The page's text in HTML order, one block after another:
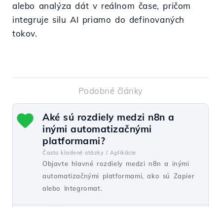
alebo analýza dát v reálnom čase, pričom
integruje silu AI priamo do definovaných
tokov.
Podobné články
Aké sú rozdiely medzi n8n a
inými automatizačnými
platformami?
Často kladené otázky / Aplikácie
Objavte hlavné rozdiely medzi n8n a inými
automatizačnými platformami, ako sú Zapier
alebo Integromat.